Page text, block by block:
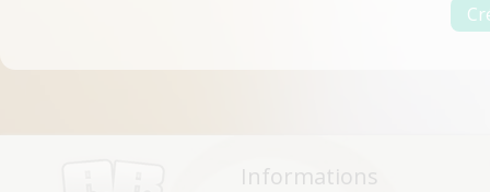
Informations